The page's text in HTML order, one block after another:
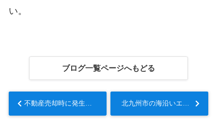
い。
ブログ一覧ページへもどる
不動産売却時に発生する売却益とは？計算方法と節税対策をご紹介... 北九州市の海沿いエリアで不動産売却したい方へ！気になる塩害の影響は？...